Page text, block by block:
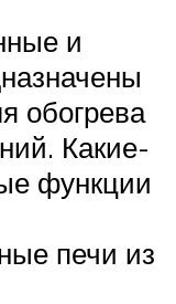
и
обогрева
Какие-
функции
печи из